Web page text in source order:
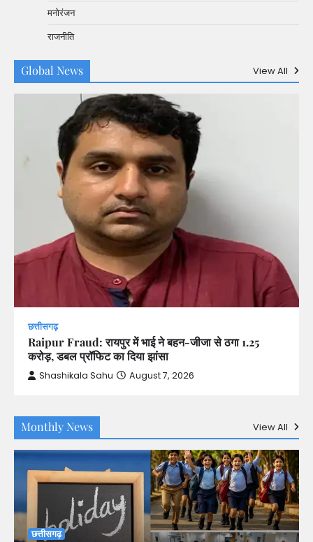
मनोरंजन
राजनीति
Global News View All
छत्तीसगढ़
Raipur Fraud: रायपुर में भाई ने बहन-जीजा से ठगा 1.25
करोड़, डबल प्रॉफिट का दिया झांसा
Shashikala Sahu August 7, 2026
Monthly News View All
छत्तीसगढ़